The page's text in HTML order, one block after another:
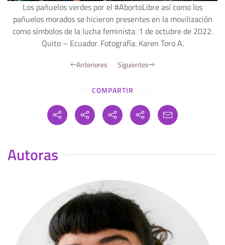
Los pañuelos verdes por el #AbortoLibre así como los
pañuelos morados se hicieron presentes en la movilización
como símbolos de la lucha feminista. 1 de octubre de 2022.
Quito – Ecuador. Fotografía: Karen Toro A.
Anteriores Siguientes
COMPARTIR
Autoras